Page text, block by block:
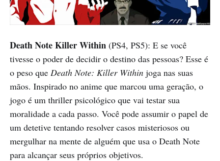
Death Note Killer Within (PS4, PS5): E se você
tivesse o poder de decidir o destino das pessoas? Esse é
o peso que Death Note: Killer Within joga nas suas
mãos. Inspirado no anime que marcou uma geração, o
jogo é um thriller psicológico que vai testar sua
moralidade a cada passo. Você pode assumir o papel de
um detetive tentando resolver casos misteriosos ou
mergulhar na mente de alguém que usa o Death Note
para alcançar seus próprios objetivos.